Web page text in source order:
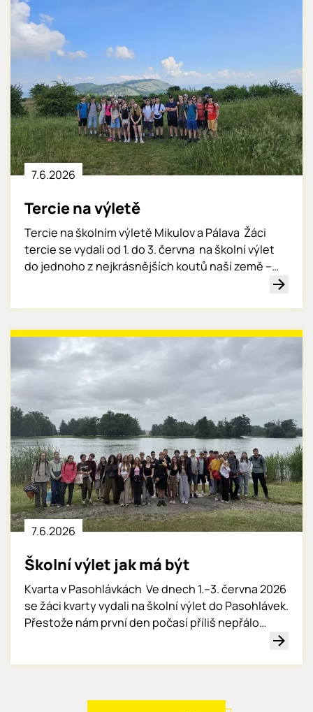
7.6.2026
Tercie na výletě
Tercie na školním výletě Mikulov a Pálava Žáci
tercie se vydali od 1. do 3. června na školní výlet
do jednoho z nejkrásnějších koutů naší země –…
7.6.2026
Školní výlet jak má být
Kvarta v Pasohlávkách Ve dnech 1.–3. června 2026
se žáci kvarty vydali na školní výlet do Pasohlávek.
Přestože nám první den počasí příliš nepřálo…